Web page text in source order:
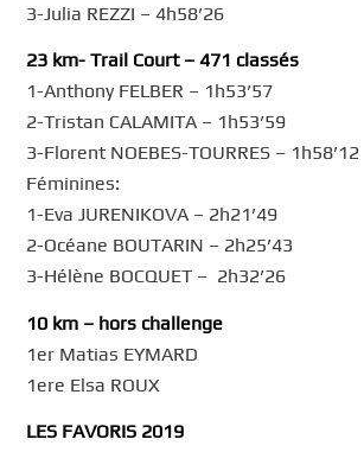
3-Julia REZZI – 4h58’26
23 km- Trail Court – 471 classés
1-Anthony FELBER – 1h53’57
2-Tristan CALAMITA – 1h53’59
3-Florent NOEBES-TOURRES – 1h58’12
Féminines:
1-Eva JURENIKOVA – 2h21’49
2-Océane BOUTARIN – 2h25’43
3-Hélène BOCQUET – 2h32’26
10 km – hors challenge
1er Matias EYMARD
1ere Elsa ROUX
LES FAVORIS 2019